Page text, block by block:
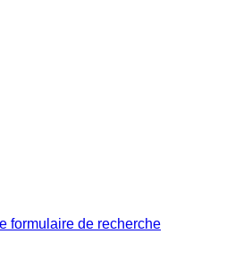
formulaire de recherche